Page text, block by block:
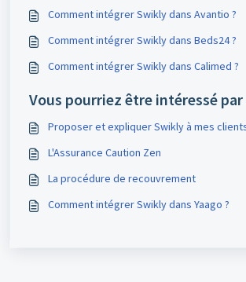
Comment intégrer Swikly dans Avantio ?
Comment intégrer Swikly dans Beds24 ?
Comment intégrer Swikly dans Calimed ?
Vous pourriez être intéressé par
Proposer et expliquer Swikly à mes
L'Assurance Caution Zen
La procédure de recouvrement
Comment intégrer Swikly dans Yaago ?